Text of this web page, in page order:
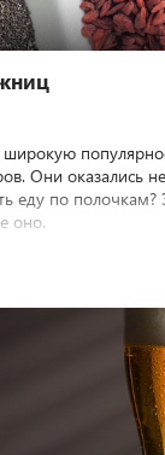
Они оказались
еду по полочкам?
оно.